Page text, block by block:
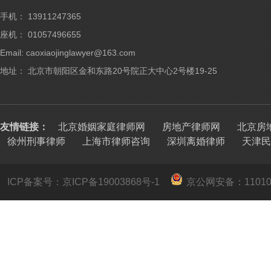
手机： 13911247365
座机： 01057496655
Email: caoxiaojinglawyer@163.com
地址： 北京市朝阳区金和东路20号院正大中心2号楼19-25
友情链接： 北京婚姻家庭律师网 房地产律师网
北京房
徐州刑事律师
上海市律师咨询 深圳离婚律师 天津
ICP备案号：京ICP备19003868号-1 京公网安备：